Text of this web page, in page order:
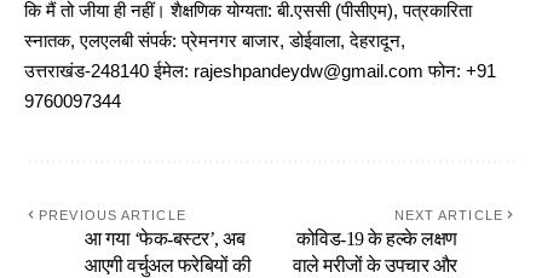
कि मैं तो जीया ही नहीं। शैक्षणिक योग्यता: बी.एससी (पीसीएम), पत्रकारिता
स्नातक, एलएलबी संपर्क: प्रेमनगर बाजार, डोईवाला, देहरादून,
उत्तराखंड-248140 ईमेल: rajeshpandeydw@gmail.com फोन: +91
9760097344
PREVIOUS ARTICLE
आ गया ‘फेक-बस्टर’, अब
आएगी वर्चुअल फरेबियों की
NEXT ARTICLE
कोविड-19 के हल्के लक्षण
वाले मरीजों के उपचार और